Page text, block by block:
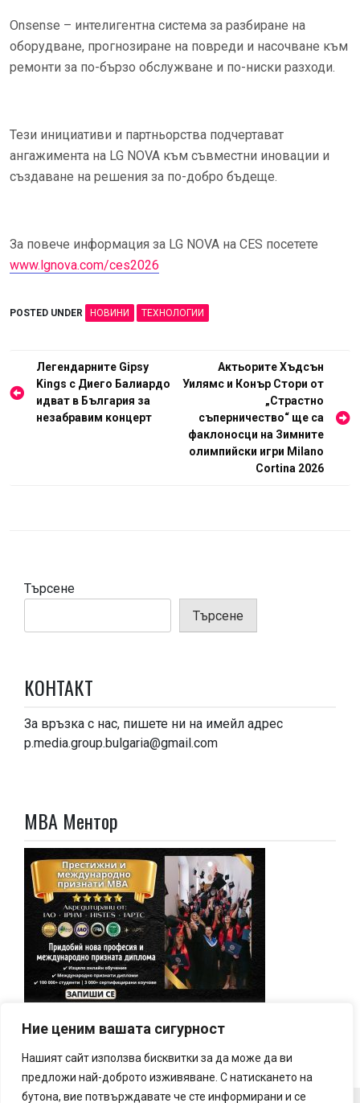
Ние ценим вашата сигурност
Нашият сайт използва бисквитки за да може да ви
предложи най-доброто изживяване. С натискането на
бутона, вие потвърждавате че сте информирани и се
Onsense – интелигентна система за разбиране на
оборудване, прогнозиране на повреди и насочване към
ремонти за по-бързо обслужване и по-ниски разходи.
Тези инициативи и партньорства подчертават
ангажимента на LG NOVA към съвместни иновации и
създаване на решения за по-добро бъдеще.
За повече информация за LG NOVA на CES посетете
www.lgnova.com/ces2026
POSTED UNDER НОВИНИ ТЕХНОЛОГИИ
Навигация
Легендарните Gipsy
Kings с Диего Балиардо
идват в България за
незабравим концерт
Актьорите Хъдсън
Уилямс и Конър Стори от
„Страстно
съперничество“ ще са
факлоносци на Зимните
олимпийски игри Milano
Cortina 2026
Търсене
Търсене
КОНТАКТ
За връзка с нас, пишете ни на имейл адрес
p.media.group.bulgaria@gmail.com
МВА Ментор